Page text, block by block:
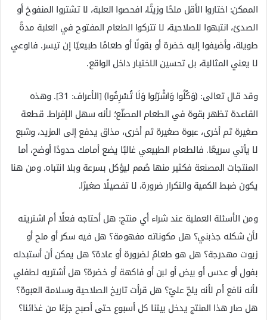
الممكن: اختاروا الأقل ملحًا وزيتًا، افحصوا العلبة، لا تشتروا المنفوخ أو
الصدئ، انتبهوا للصلاحية، لا تتركوا الطعام المفتوح في العلبة مدةً
طويلة، وأضيفوا إليه خضرة أو بقولًا أو طعامًا طبيعيًا إن تيسر. فالوعي
لا يعني المثالية، بل تحسين الاختيار داخل الواقع.
وقد قال تعالى: ﴿وَكُلُوا وَاشْرَبُوا وَلَا تُسْرِفُوا﴾ [الأعراف: 31]. وهذه
القاعدة تظهر بقوة في الطعام المصنّع؛ لأنه سهل الإفراط. قطعة
صغيرة ثم أخرى، عبوة صغيرة ثم أخرى، مذاق يدفع إلى المزيد، وشبع
لا يأتي سريعًا. فالطعام الطبيعي غالبًا يضع أمامك حدودًا أوضح، أما
المنتجات المصنعة فكثير منها صُمم ليؤكل بسرعة وبلا انتباه. ومن هنا
يكون ضبط الكمية والتكرار ضرورة، لا تفصيلًا صغيرًا.
ومن الأسئلة العملية عند شراء أي منتج: هل أحتاجه فعلًا أم اشتريته
لأن شكله جذبني؟ هل مكوناته مفهومة؟ هل فيه سكر أو ملح أو
زيوت مهدرجة؟ هل هو طعامٌ لضرورة أو عادة؟ هل يمكن أن أستبدله
بفول أو عدس أو بيض أو لبن أو فاكهة أو خضرة؟ هل أشتريه لطفلي
لأنه نافع أم لأنه يلحّ عليّ؟ هل قرأت تاريخ الصلاحية وسلامة العبوة؟
هل صار هذا المنتج يدخل بيتنا كل أسبوع حتى أصبح جزءًا من غذائنا؟